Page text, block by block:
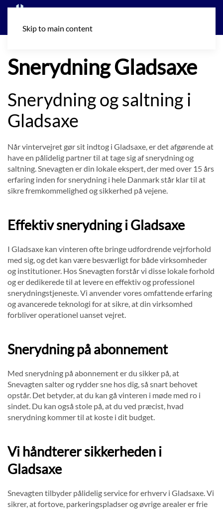
Skip to main content
Snerydning Gladsaxe
Snerydning og saltning i
Gladsaxe
Når vintervejret gør sit indtog i Gladsaxe, er det afgørende at
have en pålidelig partner til at tage sig af snerydning og
saltning. Snevagten er din lokale ekspert, der med over 15 års
erfaring inden for snerydning i hele Danmark står klar til at
sikre fremkommelighed og sikkerhed på vejene.
Effektiv snerydning i Gladsaxe
I Gladsaxe kan vinteren ofte bringe udfordrende vejrforhold
med sig, og det kan være besværligt for både virksomheder
og institutioner. Hos Snevagten forstår vi disse lokale forhold
og er dedikerede til at levere en effektiv og professionel
snerydningstjeneste. Vi anvender vores omfattende erfaring
og avancerede teknologi for at sikre, at din virksomhed
forbliver operationel uanset vejret.
Snerydning på abonnement
Med snerydning på abonnement er du sikker på, at
Snevagten salter og rydder sne hos dig, så snart behovet
opstår. Det betyder, at du kan gå vinteren i møde med ro i
sindet. Du kan også stole på, at du ved præcist, hvad
snerydning kommer til at koste i dit budget.
Vi håndterer sikkerheden i
Gladsaxe
Snevagten tilbyder pålidelig service for erhverv i Gladsaxe. Vi
sikrer, at fortove, parkeringspladser og øvrige arealer er frie